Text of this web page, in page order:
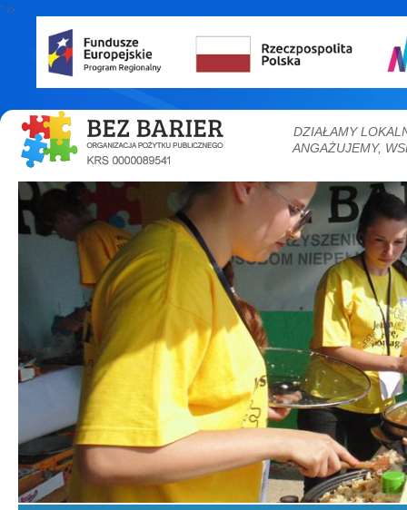
" />
DZIAŁAMY
ANGAŻUJEMY,